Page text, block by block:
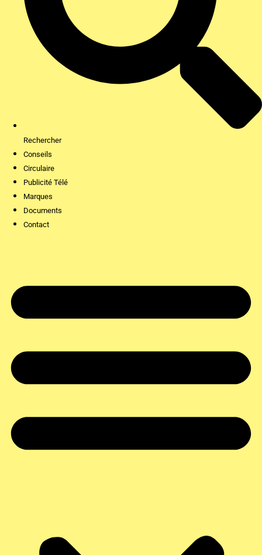
Rechercher
Conseils
Circulaire
Publicité Télé
Marques
Documents
Contact